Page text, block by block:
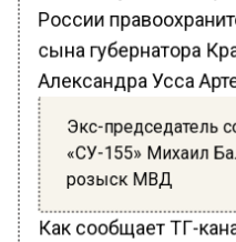
России
сына губернатора
Александра Усса
Экс-председатель
«СУ-155» Михаил
розыск МВД
Как сообщает ТГ-